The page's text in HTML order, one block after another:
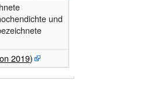
und
2019)